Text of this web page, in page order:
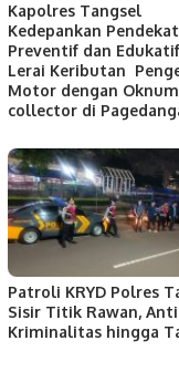
Kapolres Tangsel
Kedepankan
Preventif dan
Lerai Keributan
Motor dengan
collector di
Patroli KRYD Polres
Sisir Titik Rawan,
Kriminalitas hingga